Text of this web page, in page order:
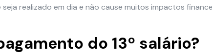
realizado em dia e não cause muitos impactos
do 13º salário?